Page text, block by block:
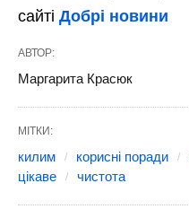
сайті Добрі новини
АВТОР:
Маргарита Красюк
МІТКИ:
килим корисні поради
цікаве
чистота